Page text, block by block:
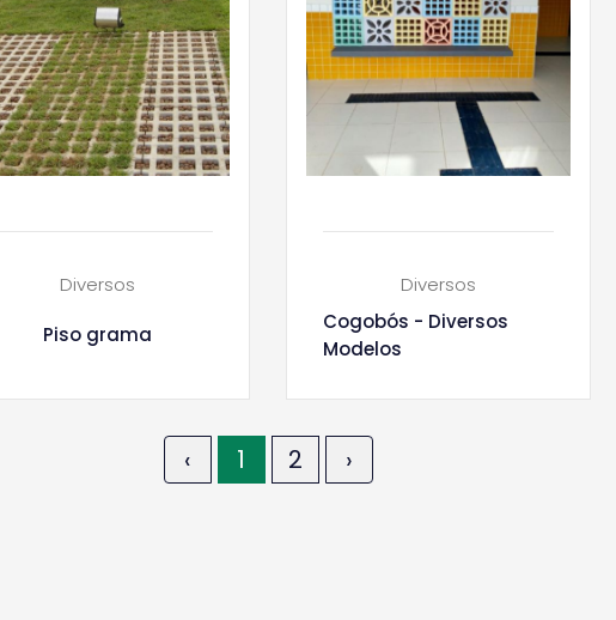
Diversos
Piso grama
Diversos
Cogobós - Diversos
Modelos
‹ 1 2 ›